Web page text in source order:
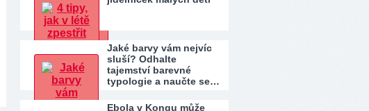
Jaké barvy vám nejvíc
sluší? Odhalte
tajemství barevné
typologie a naučte se…
Ebola v Kongu může